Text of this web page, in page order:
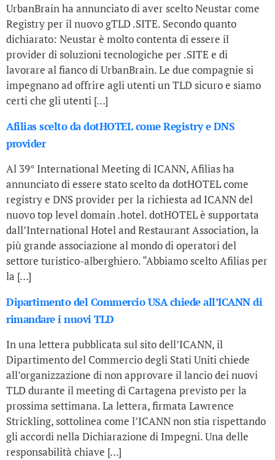
UrbanBrain ha annunciato di aver scelto Neustar come
Registry per il nuovo gTLD .SITE. Secondo quanto
dichiarato: Neustar è molto contenta di essere il
provider di soluzioni tecnologiche per .SITE e di
lavorare al fianco di UrbanBrain. Le due compagnie si
impegnano ad offrire agli utenti un TLD sicuro e siamo
certi che gli utenti […]
Afilias scelto da dotHOTEL come Registry e DNS
provider
Al 39° International Meeting di ICANN, Afilias ha
annunciato di essere stato scelto da dotHOTEL come
registry e DNS provider per la richiesta ad ICANN del
nuovo top level domain .hotel. dotHOTEL è supportata
dall’International Hotel and Restaurant Association, la
più grande associazione al mondo di operatori del
settore turistico-alberghiero. “Abbiamo scelto Afilias per
la […]
Dipartimento del Commercio USA chiede all’ICANN di
rimandare i nuovi TLD
In una lettera pubblicata sul sito dell’ICANN, il
Dipartimento del Commercio degli Stati Uniti chiede
all’organizzazione di non approvare il lancio dei nuovi
TLD durante il meeting di Cartagena previsto per la
prossima settimana. La lettera, firmata Lawrence
Strickling, sottolinea come l’ICANN non stia rispettando
gli accordi nella Dichiarazione di Impegni. Una delle
responsabilità chiave […]